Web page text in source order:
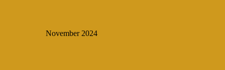
November 2024